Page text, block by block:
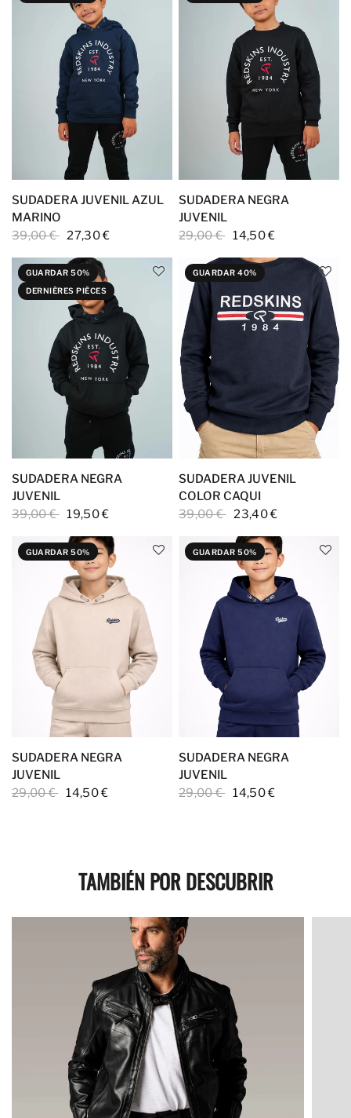
SUDADERA JUVENIL AZUL
MARINO
39,00 € 27,30 €
SUDADERA NEGRA
JUVENIL
29,00 € 14,50 €
GUARDAR 50%
DERNIÈRES PIÈCES
SUDADERA NEGRA
JUVENIL
39,00 € 19,50 €
GUARDAR 40%
SUDADERA JUVENIL
COLOR CAQUI
39,00 € 23,40 €
GUARDAR 50%
SUDADERA NEGRA
JUVENIL
29,00 € 14,50 €
GUARDAR 50%
SUDADERA NEGRA
JUVENIL
29,00 € 14,50 €
TAMBIÉN POR DESCUBRIR